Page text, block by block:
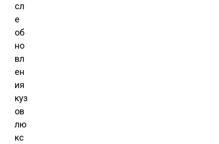
сл
е
об
но
вл
ен
ия
куз
ов
лю
кс